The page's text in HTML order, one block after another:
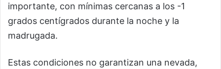
importante, con mínimas cercanas a los -1
grados centígrados durante la noche y la
madrugada.
Estas condiciones no garantizan una nevada,